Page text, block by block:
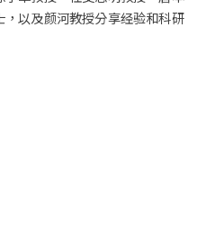
以及颜河教授分享经验和科研